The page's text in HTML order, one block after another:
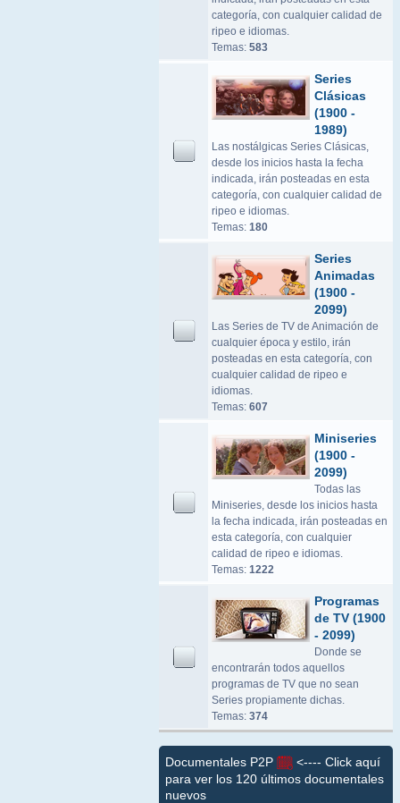
categoría, con cualquier calidad de
ripeo e idiomas.
Temas: 583
Series
Clásicas
(1900 -
1989)
Las nostálgicas Series Clásicas,
desde los inicios hasta la fecha
indicada, irán posteadas en esta
categoría, con cualquier calidad de
ripeo e idiomas.
Temas: 180
Series
Animadas
(1900 -
2099)
Las Series de TV de Animación de
cualquier época y estilo, irán
posteadas en esta categoría, con
cualquier calidad de ripeo e
idiomas.
Temas: 607
Miniseries
(1900 -
2099)
Todas las
Miniseries, desde los inicios hasta
la fecha indicada, irán posteadas en
esta categoría, con cualquier
calidad de ripeo e idiomas.
Temas: 1222
Programas
de TV (1900
- 2099)
Donde se
encontrarán todos aquellos
programas de TV que no sean
Series propiamente dichas.
Temas: 374
Documentales P2P
<---- Click aquí
para ver los 120 últimos documentales
nuevos